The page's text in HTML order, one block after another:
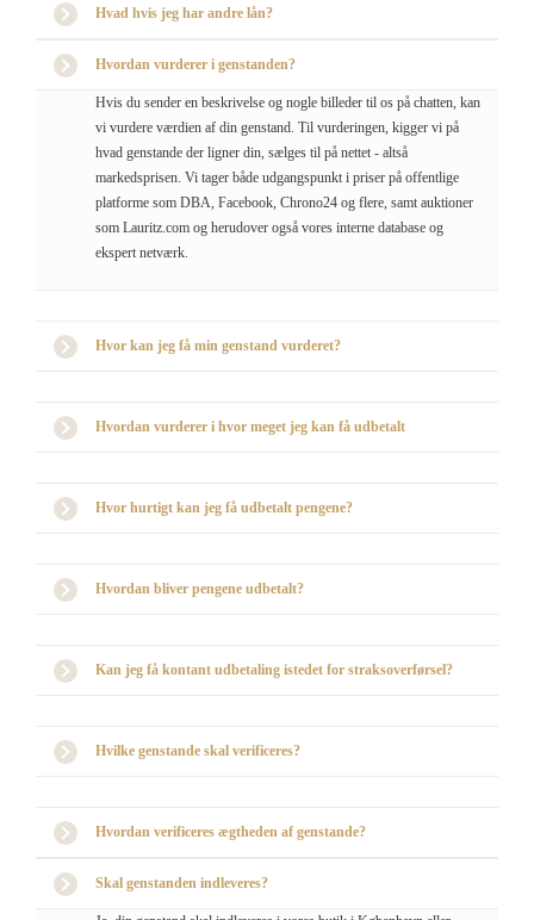
Hvad hvis jeg har andre lån?
Hvordan vurderer i genstanden?
Hvis du sender en beskrivelse og nogle billeder til os på chatten, kan
vi vurdere værdien af din genstand. Til vurderingen, kigger vi på
hvad genstande der ligner din, sælges til på nettet - altså
markedsprisen. Vi tager både udgangspunkt i priser på offentlige
platforme som DBA, Facebook, Chrono24 og flere, samt auktioner
som Lauritz.com og herudover også vores interne database og
ekspert netværk.
Hvor kan jeg få min genstand vurderet?
Hvordan vurderer i hvor meget jeg kan få udbetalt
Hvor hurtigt kan jeg få udbetalt pengene?
Hvordan bliver pengene udbetalt?
Kan jeg få kontant udbetaling istedet for straksoverførsel?
Hvilke genstande skal verificeres?
Hvordan verificeres ægtheden af genstande?
Skal genstanden indleveres?